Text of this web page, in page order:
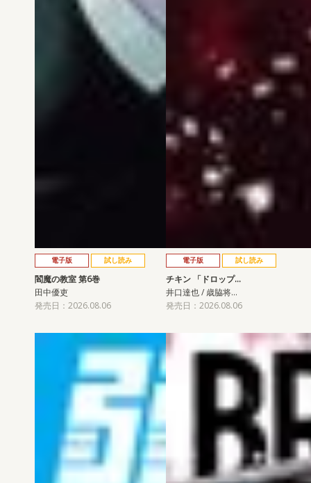
電子版 試し読み
閻魔の教室 第6巻
田中優吏
発売日：2026.08.06
電子版 試し読み
チキン 「ドロップ…
井口達也 / 歳脇将…
発売日：2026.08.06